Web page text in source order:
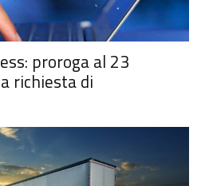
proroga al 23
richiesta di